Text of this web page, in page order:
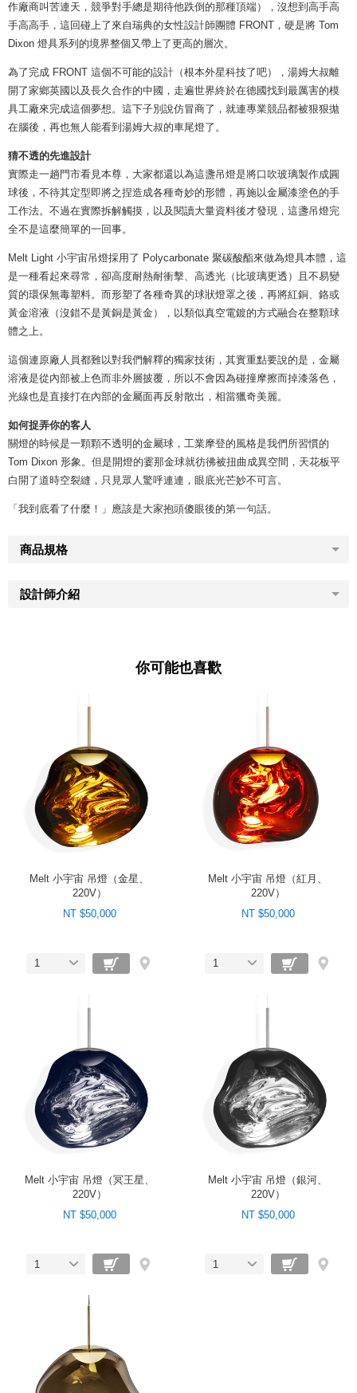
作廠商叫苦連天，競爭對手總是期待他跌倒的那種頂端），沒想到高手高
手高高手，這回碰上了來自瑞典的女性設計師團體 FRONT，硬是將 Tom
Dixon 燈具系列的境界整個又帶上了更高的層次。
為了完成 FRONT 這個不可能的設計（根本外星科技了吧），湯姆大叔離
開了家鄉英國以及長久合作的中國，走遍世界終於在德國找到最厲害的模
具工廠來完成這個夢想。這下子別說仿冒商了，就連專業競品都被狠狠拋
在腦後，再也無人能看到湯姆大叔的車尾燈了。
猜不透的先進設計
實際走一趟門市看見本尊，大家都還以為這盞吊燈是將口吹玻璃製作成圓
球後，不待其定型即將之捏造成各種奇妙的形體，再施以金屬漆塗色的手
工作法。不過在實際拆解觸摸，以及閱讀大量資料後才發現，這盞吊燈完
全不是這麼簡單的一回事。
Melt Light 小宇宙吊燈採用了 Polycarbonate 聚碳酸酯來做為燈具本體，這
是一種看起來尋常，卻高度耐熱耐衝擊、高透光（比玻璃更透）且不易變
質的環保無毒塑料。而形塑了各種奇異的球狀燈罩之後，再將紅銅、鉻或
黃金溶液（沒錯不是黃銅是黃金），以類似真空電鍍的方式融合在整顆球
體之上。
這個連原廠人員都難以對我們解釋的獨家技術，其實重點要說的是，金屬
溶液是從內部被上色而非外層披覆，所以不會因為碰撞摩擦而掉漆落色，
光線也是直接打在內部的金屬面再反射散出，相當獵奇美麗。
如何捉弄你的客人
關燈的時候是一顆顆不透明的金屬球，工業摩登的風格是我們所習慣的
Tom Dixon 形象。但是開燈的霎那金球就彷彿被扭曲成異空間，天花板平
白開了道時空裂縫，只見眾人驚呼連連，眼底光芒妙不可言。
「我到底看了什麼！」應該是大家抱頭傻眼後的第一句話。
商品規格
設計師介紹
你可能也喜歡
Melt 小宇宙 吊燈（金星、
220V）
NT $50,000
1
Melt 小宇宙 吊燈（紅月、
220V）
NT $50,000
1
Melt 小宇宙 吊燈（冥王星、
220V）
NT $50,000
1
Melt 小宇宙 吊燈（銀河、
220V）
NT $50,000
1